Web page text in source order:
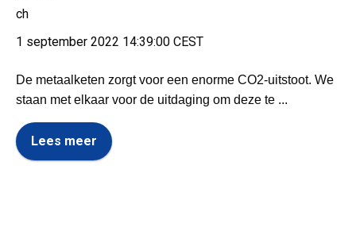
1 september 2022 14:39:00 CEST
De metaalketen zorgt voor een enorme CO2-uitstoot. We
staan met elkaar voor de uitdaging om deze te ...
Lees meer